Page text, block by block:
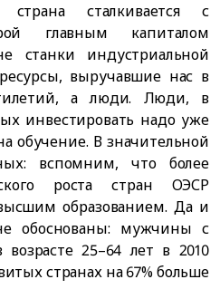
страна сталкивается с
главным капиталом
станки индустриальной
выручавшие нас в
а люди. Люди, в
инвестировать надо уже
обучение. В значительной
вспомним, что более
роста стран ОЭСР
образованием. Да и
обоснованы: мужчины с
25–64 лет в 2010
странах на 67% больше